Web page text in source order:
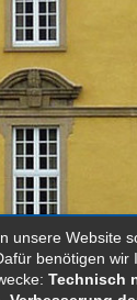
unsere Website
benötigen wir
Technisch